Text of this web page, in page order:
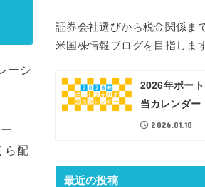
ーシ
ら配
証券会社選びから税金関係ま
米国株情報ブログを目指しま
2026年ポー
当カレンダー
2026.01.10
最近の投稿